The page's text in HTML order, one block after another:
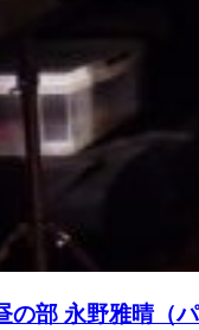
の部 永野雅晴（